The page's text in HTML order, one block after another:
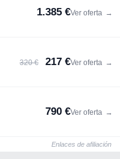
1.385 €Ver oferta →
320 € 217 €Ver oferta →
790 €Ver oferta →
Enlaces de afiliación